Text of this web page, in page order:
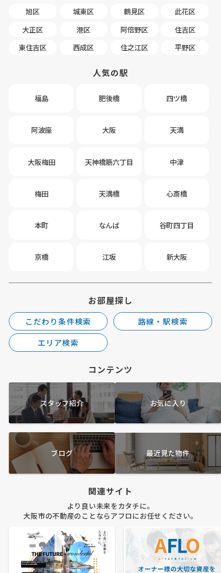
旭区
城東区 鶴見区
此花区
大正区
港区 阿倍野区
住吉区
東住吉区
西成区 住之江区 平野区
人気の駅
福島 肥後橋 四ツ橋
阿波座 大阪 天満
大阪梅田 天神橋筋六丁目 中津
梅田 天満橋 心斎橋
本町 なんば 谷町四丁目
京橋 江坂 新大阪
お部屋探し
こだわり条件検索
路線・駅検索
エリア検索
コンテンツ
スタッフ紹介 お気に入り
ブログ 最近見た物件
関連サイト
より良い未来をカタチに。
大阪市の不動産のことならアフロにお任せください。